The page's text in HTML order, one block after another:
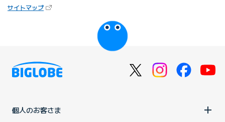
サイトマップ（新しいタブで開きます）
個人のお客さま